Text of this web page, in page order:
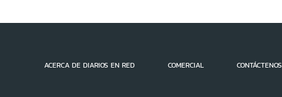
ACERCA DE DIARIOS EN RED COMERCIAL CONTÁCTENOS